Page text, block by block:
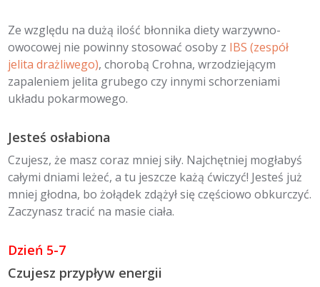
Ze względu na dużą ilość błonnika diety warzywno-
owocowej nie powinny stosować osoby z IBS (zespół
jelita drażliwego), chorobą Crohna, wrzodziejącym
zapaleniem jelita grubego czy innymi schorzeniami
układu pokarmowego.
Jesteś osłabiona
Czujesz, że masz coraz mniej siły. Najchętniej mogłabyś
całymi dniami leżeć, a tu jeszcze każą ćwiczyć! Jesteś już
mniej głodna, bo żołądek zdążył się częściowo obkurczyć.
Zaczynasz tracić na masie ciała.
Dzień 5-7
Czujesz przypływ energii